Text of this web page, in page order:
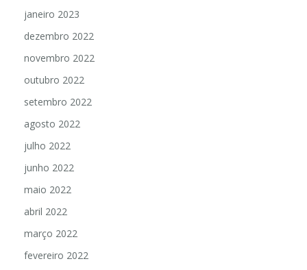
janeiro 2023
dezembro 2022
novembro 2022
outubro 2022
setembro 2022
agosto 2022
julho 2022
junho 2022
maio 2022
abril 2022
março 2022
fevereiro 2022